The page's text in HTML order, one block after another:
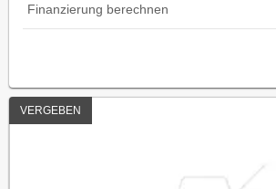
Finanzierung berechnen
VERGEBEN